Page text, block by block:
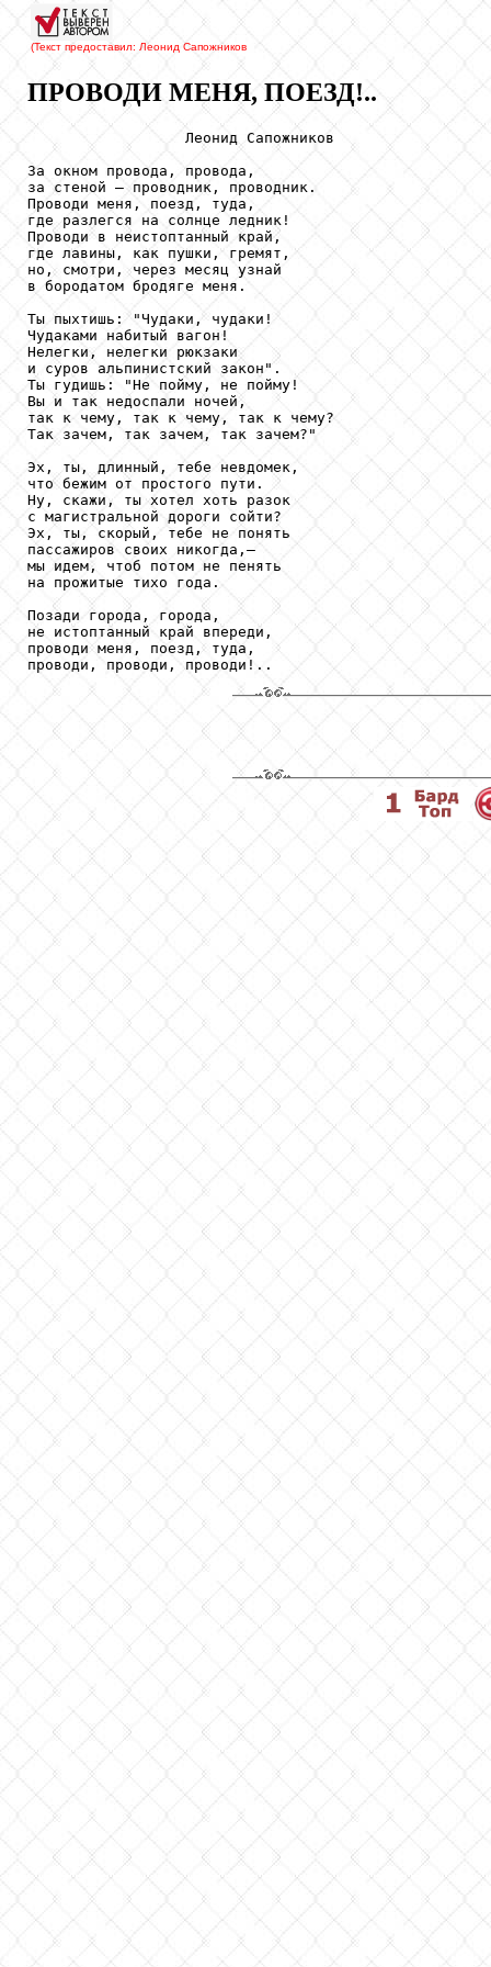
(Текст предоставил: Леонид Сапожников
ПРОВОДИ МЕНЯ, ПОЕЗД!..
                  Леонид Сапожников
За окном провода, провода,
за стеной – проводник, проводник.
Проводи меня, поезд, туда,
где разлегся на солнце ледник!
Проводи в неистоптанный край,
где лавины, как пушки, гремят,
но, смотри, через месяц узнай
в бородатом бродяге меня.
Ты пыхтишь: "Чудаки, чудаки!
Чудаками набитый вагон!
Нелегки, нелегки рюкзаки
и суров альпинистский закон".
Ты гудишь: "Не пойму, не пойму!
Вы и так недоспали ночей,
так к чему, так к чему, так к чему?
Так зачем, так зачем, так зачем?"
Эх, ты, длинный, тебе невдомек,
что бежим от простого пути.
Ну, скажи, ты хотел хоть разок
с магистральной дороги сойти?
Эх, ты, скорый, тебе не понять
пассажиров своих никогда,–
мы идем, чтоб потом не пенять
на прожитые тихо года.
Позади города, города,
не истоптанный край впереди,
проводи меня, поезд, туда,